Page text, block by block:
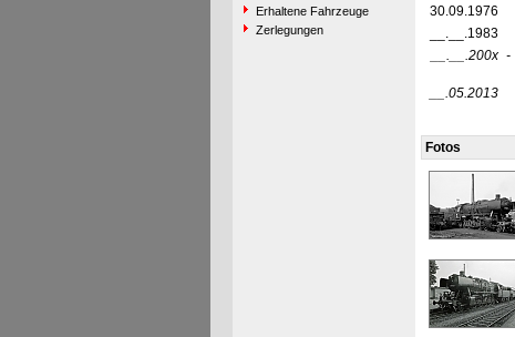
Erhaltene Fahrzeuge
Zerlegungen
30.09.1976
__.__.1983
__.__.200x -
__.05.2013
Fotos